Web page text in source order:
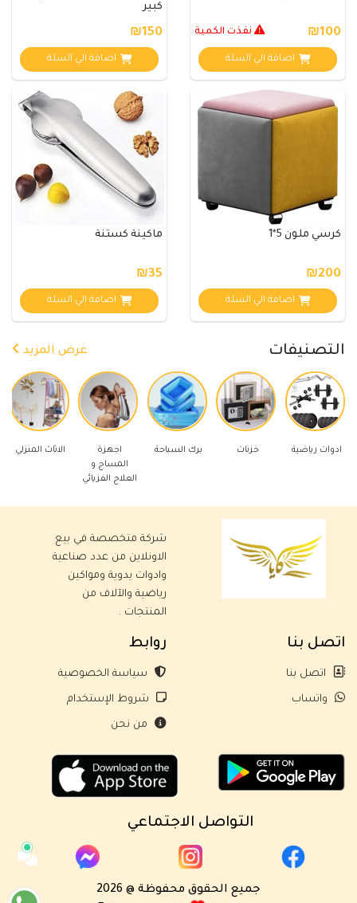
₪100 نفذت الكمية
اضافة الي السلة
كبير
₪150
اضافة الي السلة
كرسي ملون 5*1
₪200
اضافة الي السلة
ماكينة كستنة
₪35
اضافة الي السلة
التصنيفات عرض المزيد
خزنات برك السباحة
اجهزة
العلاج الفزيائي
الاثاث المنزلي ادوات
شركة متخصصة في بيع
الاونلاين من عدد صناعية
وادوات يدوية ومواكين
رياضية والآلاف من
المنتجات .
اتصل بنا
اتصل بنا
واتساب
روابط
سياسة الخصوصية
شروط الإستخدام
من نحن
التواصل الاجتماعي
جميع الحقوق محفوظة @ 2026